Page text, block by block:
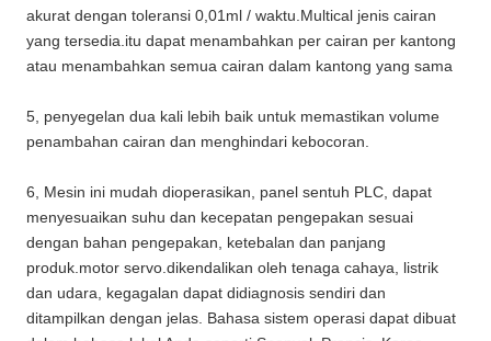
akurat dengan toleransi 0,01ml / waktu.Multical jenis cairan
yang tersedia.itu dapat menambahkan per cairan per kantong
atau menambahkan semua cairan dalam kantong yang sama
5, penyegelan dua kali lebih baik untuk memastikan volume
penambahan cairan dan menghindari kebocoran.
6, Mesin ini mudah dioperasikan, panel sentuh PLC, dapat
menyesuaikan suhu dan kecepatan pengepakan sesuai
dengan bahan pengepakan, ketebalan dan panjang
produk.motor servo.dikendalikan oleh tenaga cahaya, listrik
dan udara, kegagalan dapat didiagnosis sendiri dan
ditampilkan dengan jelas. Bahasa sistem operasi dapat dibuat